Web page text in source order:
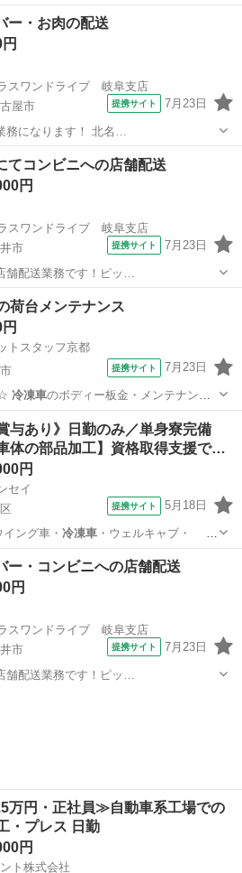
工場
ー・お肉の配送
スワンドライブ 岐阜支店
屋市
提携サイト 7月23日
務になります！ 北名…
イバー
てコンビニへの店舗配送
円
スワンドライブ 岐阜支店
市
提携サイト 7月23日
舗配送業務です！ピッ…
バー
荷台メンテナンス
トスタッフ京都
提携サイト 7月23日
冷凍車のボディー板金・メンテナンス
与あり》日勤のみ／単身寮完備
体の部品加工】資格取得支援で
円
セイ
提携サイト 5月18日
ング車・ 冷凍車・ウェルキャブ・ 特
ー・コンビニへの店舗配送
円
スワンドライブ 岐阜支店
市
提携サイト 7月23日
舗配送業務です！ピッ…
万円・正社員≫自動車系工場での
・プレス 日勤
円
ト株式会社